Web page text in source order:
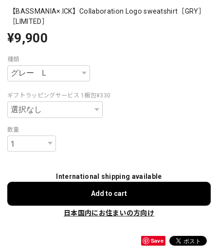
【BASSMANIA×.ICK】Collaboration Logo sweatshirt［GRY］
［LIMITED］
¥9,900
種類
ギフトラッピングサービス 1梱包¥330
数量
International shipping available
Add to cart
日本国内にお住まいの方向け
Save